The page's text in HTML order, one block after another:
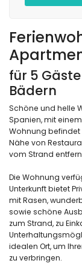
für 5
Bädern
Schöne und helle
Spanien, mit
Wohnung befindet
Nähe von
vom Strand
Die Wohnung
Unterkunft bietet
mit Rasen,
sowie schöne
zum Strand, zu
idealen Ort, um
zu verbringen.